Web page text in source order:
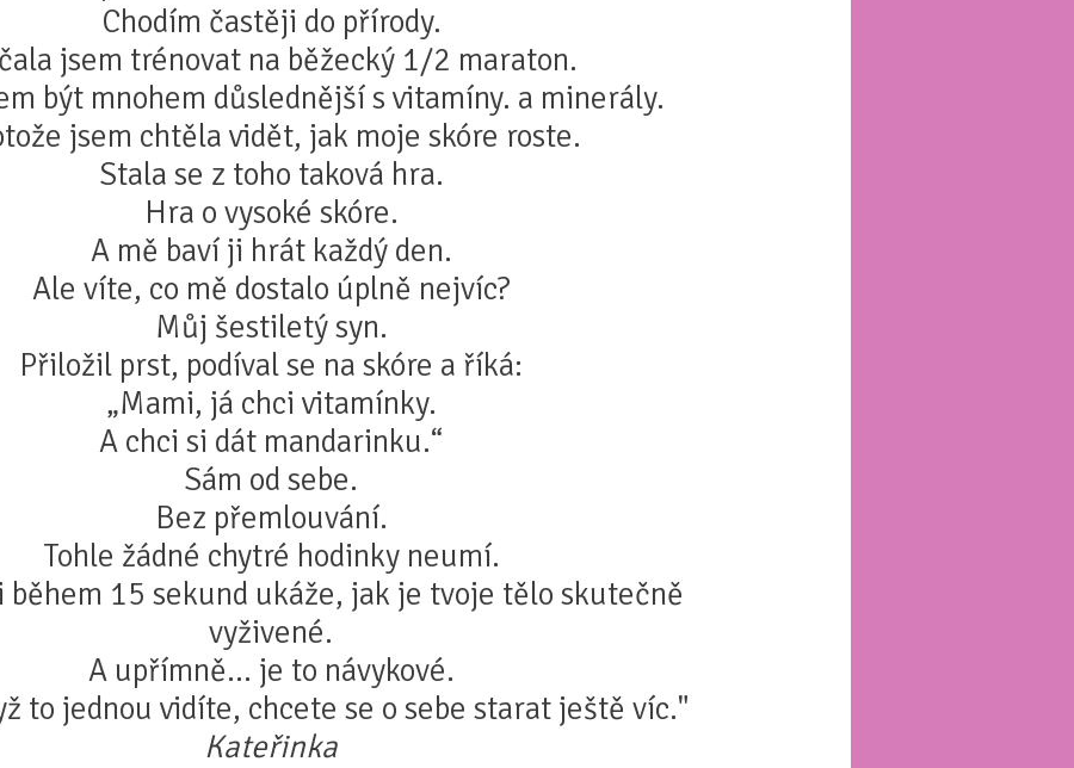
Chodím častěji do přírody.
jsem trénovat na běžecký 1/2 maraton.
být mnohem důslednější s vitamíny. a minerály.
jsem chtěla vidět, jak moje skóre roste.
Stala se z toho taková hra.
Hra o vysoké skóre.
A mě baví ji hrát každý den.
Ale víte, co mě dostalo úplně nejvíc?
Můj šestiletý syn.
Přiložil prst, podíval se na skóre a říká:
„Mami, já chci vitamínky.
A chci si dát mandarinku.“
Sám od sebe.
Bez přemlouvání.
Tohle žádné chytré hodinky neumí.
během 15 sekund ukáže, jak je tvoje tělo skutečně
vyživené.
A upřímně… je to návykové.
to jednou vidíte, chcete se o sebe starat ještě víc."
Kateřinka